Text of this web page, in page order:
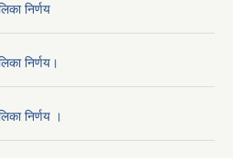
निर्णय
निर्णय।
निर्णय ।